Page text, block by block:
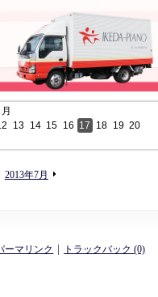
13 14 15 16 17 18 19 20
2013年7月
ーマリンク トラックバック (0)